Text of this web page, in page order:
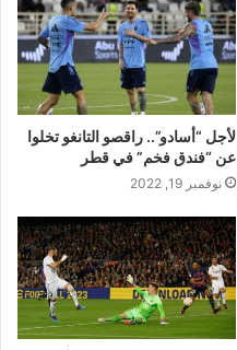
لأجل “أسادو”.. راقصو التانغو تخلوا
عن “فندق فخم” في قطر
نوفمبر 19, 2022